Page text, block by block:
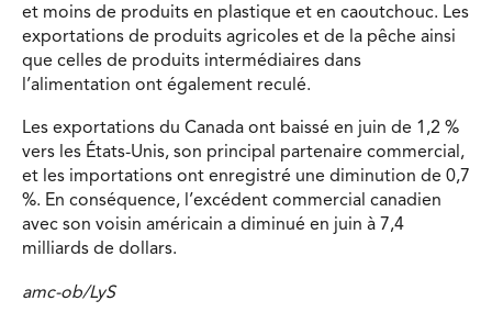
et moins de produits en plastique et en caoutchouc. Les
exportations de produits agricoles et de la pêche ainsi
que celles de produits intermédiaires dans
l’alimentation ont également reculé.
Les exportations du Canada ont baissé en juin de 1,2 %
vers les États-Unis, son principal partenaire commercial,
et les importations ont enregistré une diminution de 0,7
%. En conséquence, l’excédent commercial canadien
avec son voisin américain a diminué en juin à 7,4
milliards de dollars.
amc-ob/LyS